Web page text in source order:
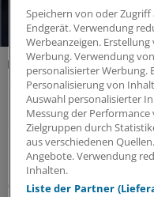
Bildergalerie
So sehen die
Ein mobiles MRT und
sind nur zwei der
Messe CES in Las
Korrespondent ist vor
09.01.2020
Speichern von oder
Endgerät. Verwendung
Werbeanzeigen.
Werbung. Verwendung
personalisierter Werbung.
Personalisierung von
Auswahl personalisierter
Messung der
Zielgruppen durch
aus verschiedenen
Angebote. Verwendung
Inhalten.
Liste der Partner